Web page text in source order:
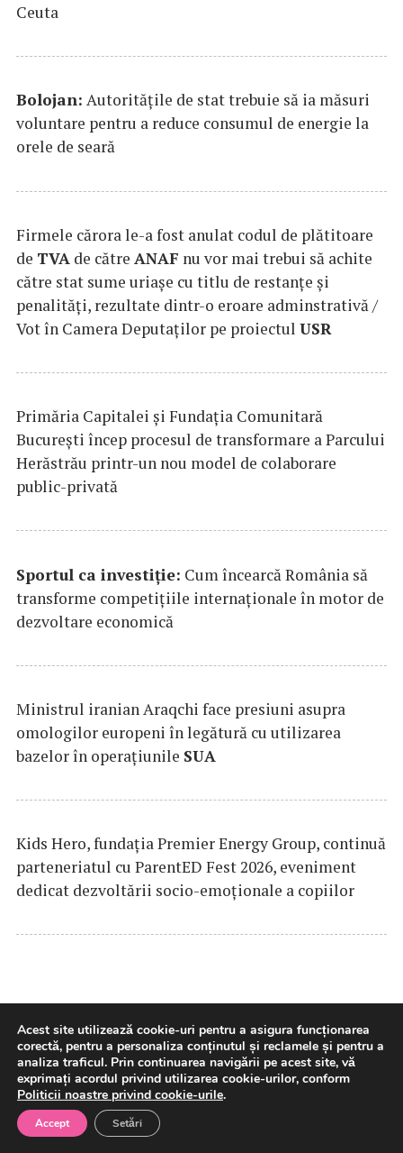
Ceuta
Bolojan: Autorităţile de stat trebuie să ia măsuri
voluntare pentru a reduce consumul de energie la
orele de seară
Firmele cărora le-a fost anulat codul de plătitoare
de TVA de către ANAF nu vor mai trebui să achite
către stat sume uriaşe cu titlu de restanţe şi
penalităţi, rezultate dintr-o eroare adminstrativă /
Vot în Camera Deputaţilor pe proiectul USR
Primăria Capitalei și Fundația Comunitară
București încep procesul de transformare a Parcului
Herăstrău printr-un nou model de colaborare
public-privată
Sportul ca investiție: Cum încearcă România să
transforme competițiile internaționale în motor de
dezvoltare economică
Ministrul iranian Araqchi face presiuni asupra
omologilor europeni în legătură cu utilizarea
bazelor în operațiunile SUA
Kids Hero, fundația Premier Energy Group, continuă
parteneriatul cu ParentED Fest 2026, eveniment
dedicat dezvoltării socio-emoționale a copiilor
Negociatorul şef al Ucrainei
Rustem Umerov a fost numit la
Acest site utilizează cookie-uri pentru a asigura funcționarea
corectă, pentru a personaliza conținutul și reclamele și pentru a
analiza traficul. Prin continuarea navigării pe acest site, vă
exprimați acordul privind utilizarea cookie-urilor, conform
Politicii noastre privind cookie-urile.
Accept Setări